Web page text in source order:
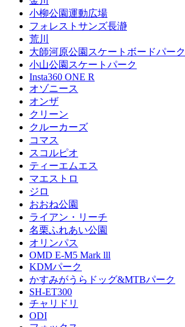
小柳公園運動広場
フォレストサンズ長瀞
荒川
大師河原公園スケートボードパーク
小山公園スケートパーク
Insta360 ONE R
オゾニース
オンザ
クリーン
クルーカーズ
コマス
スコルピオ
ティーエムエス
マエストロ
ジロ
おおね公園
ライアン・リーチ
名栗ふれあい公園
オリンパス
OMD E-M5 Mark lll
KDMパーク
かすみがうらドッグ&MTBパーク
SH-ET300
チャリドリ
ODI